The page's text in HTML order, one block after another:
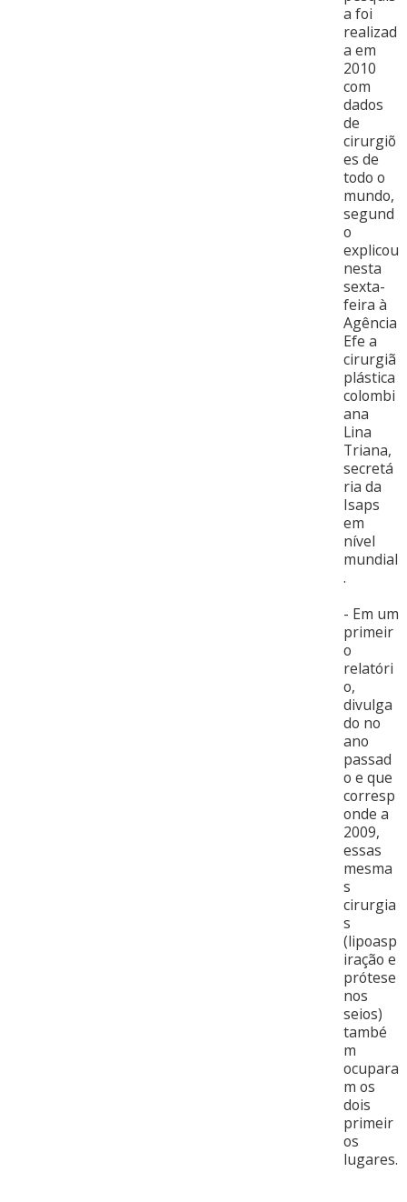
a foi
realizad
a em
2010
com
dados
de
cirurgiõ
es de
todo o
mundo,
segund
o
explicou
nesta
sexta-
feira à
Agência
Efe a
cirurgiã
plástica
colombi
ana
Lina
Triana,
secretá
ria da
Isaps
em
nível
mundial
.
- Em um
primeir
o
relatóri
o,
divulga
do no
ano
passad
o e que
corresp
onde a
2009,
essas
mesma
s
cirurgia
s
(lipoasp
iração e
prótese
nos
seios)
també
m
ocupara
m os
dois
primeir
os
lugares.